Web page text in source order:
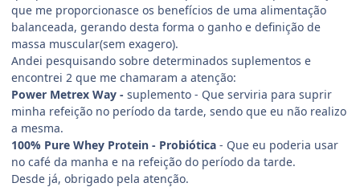
que me proporcionasce os benefícios de uma alimentação
balanceada, gerando desta forma o ganho e definição de
massa muscular(sem exagero).
Andei pesquisando sobre determinados suplementos e
encontrei 2 que me chamaram a atenção:
Power Metrex Way - suplemento - Que serviria para suprir
minha refeição no período da tarde, sendo que eu não realizo
a mesma.
100% Pure Whey Protein - Probiótica - Que eu poderia usar
no café da manha e na refeição do período da tarde.
Desde já, obrigado pela atenção.